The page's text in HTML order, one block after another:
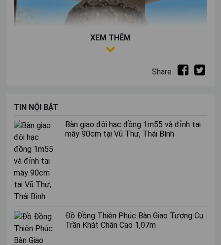
Chuông Đại Hồng Chung
XEM THÊM
Share
TIN NỘI BẬT
Bàn giao đôi hạc đồng 1m55 và đỉnh tai
mây 90cm tại Vũ Thư, Thái Bình
Đồ Đồng Thiên Phúc Bàn Giao Tượng Cụ
Trần Khát Chân Cao 1,07m